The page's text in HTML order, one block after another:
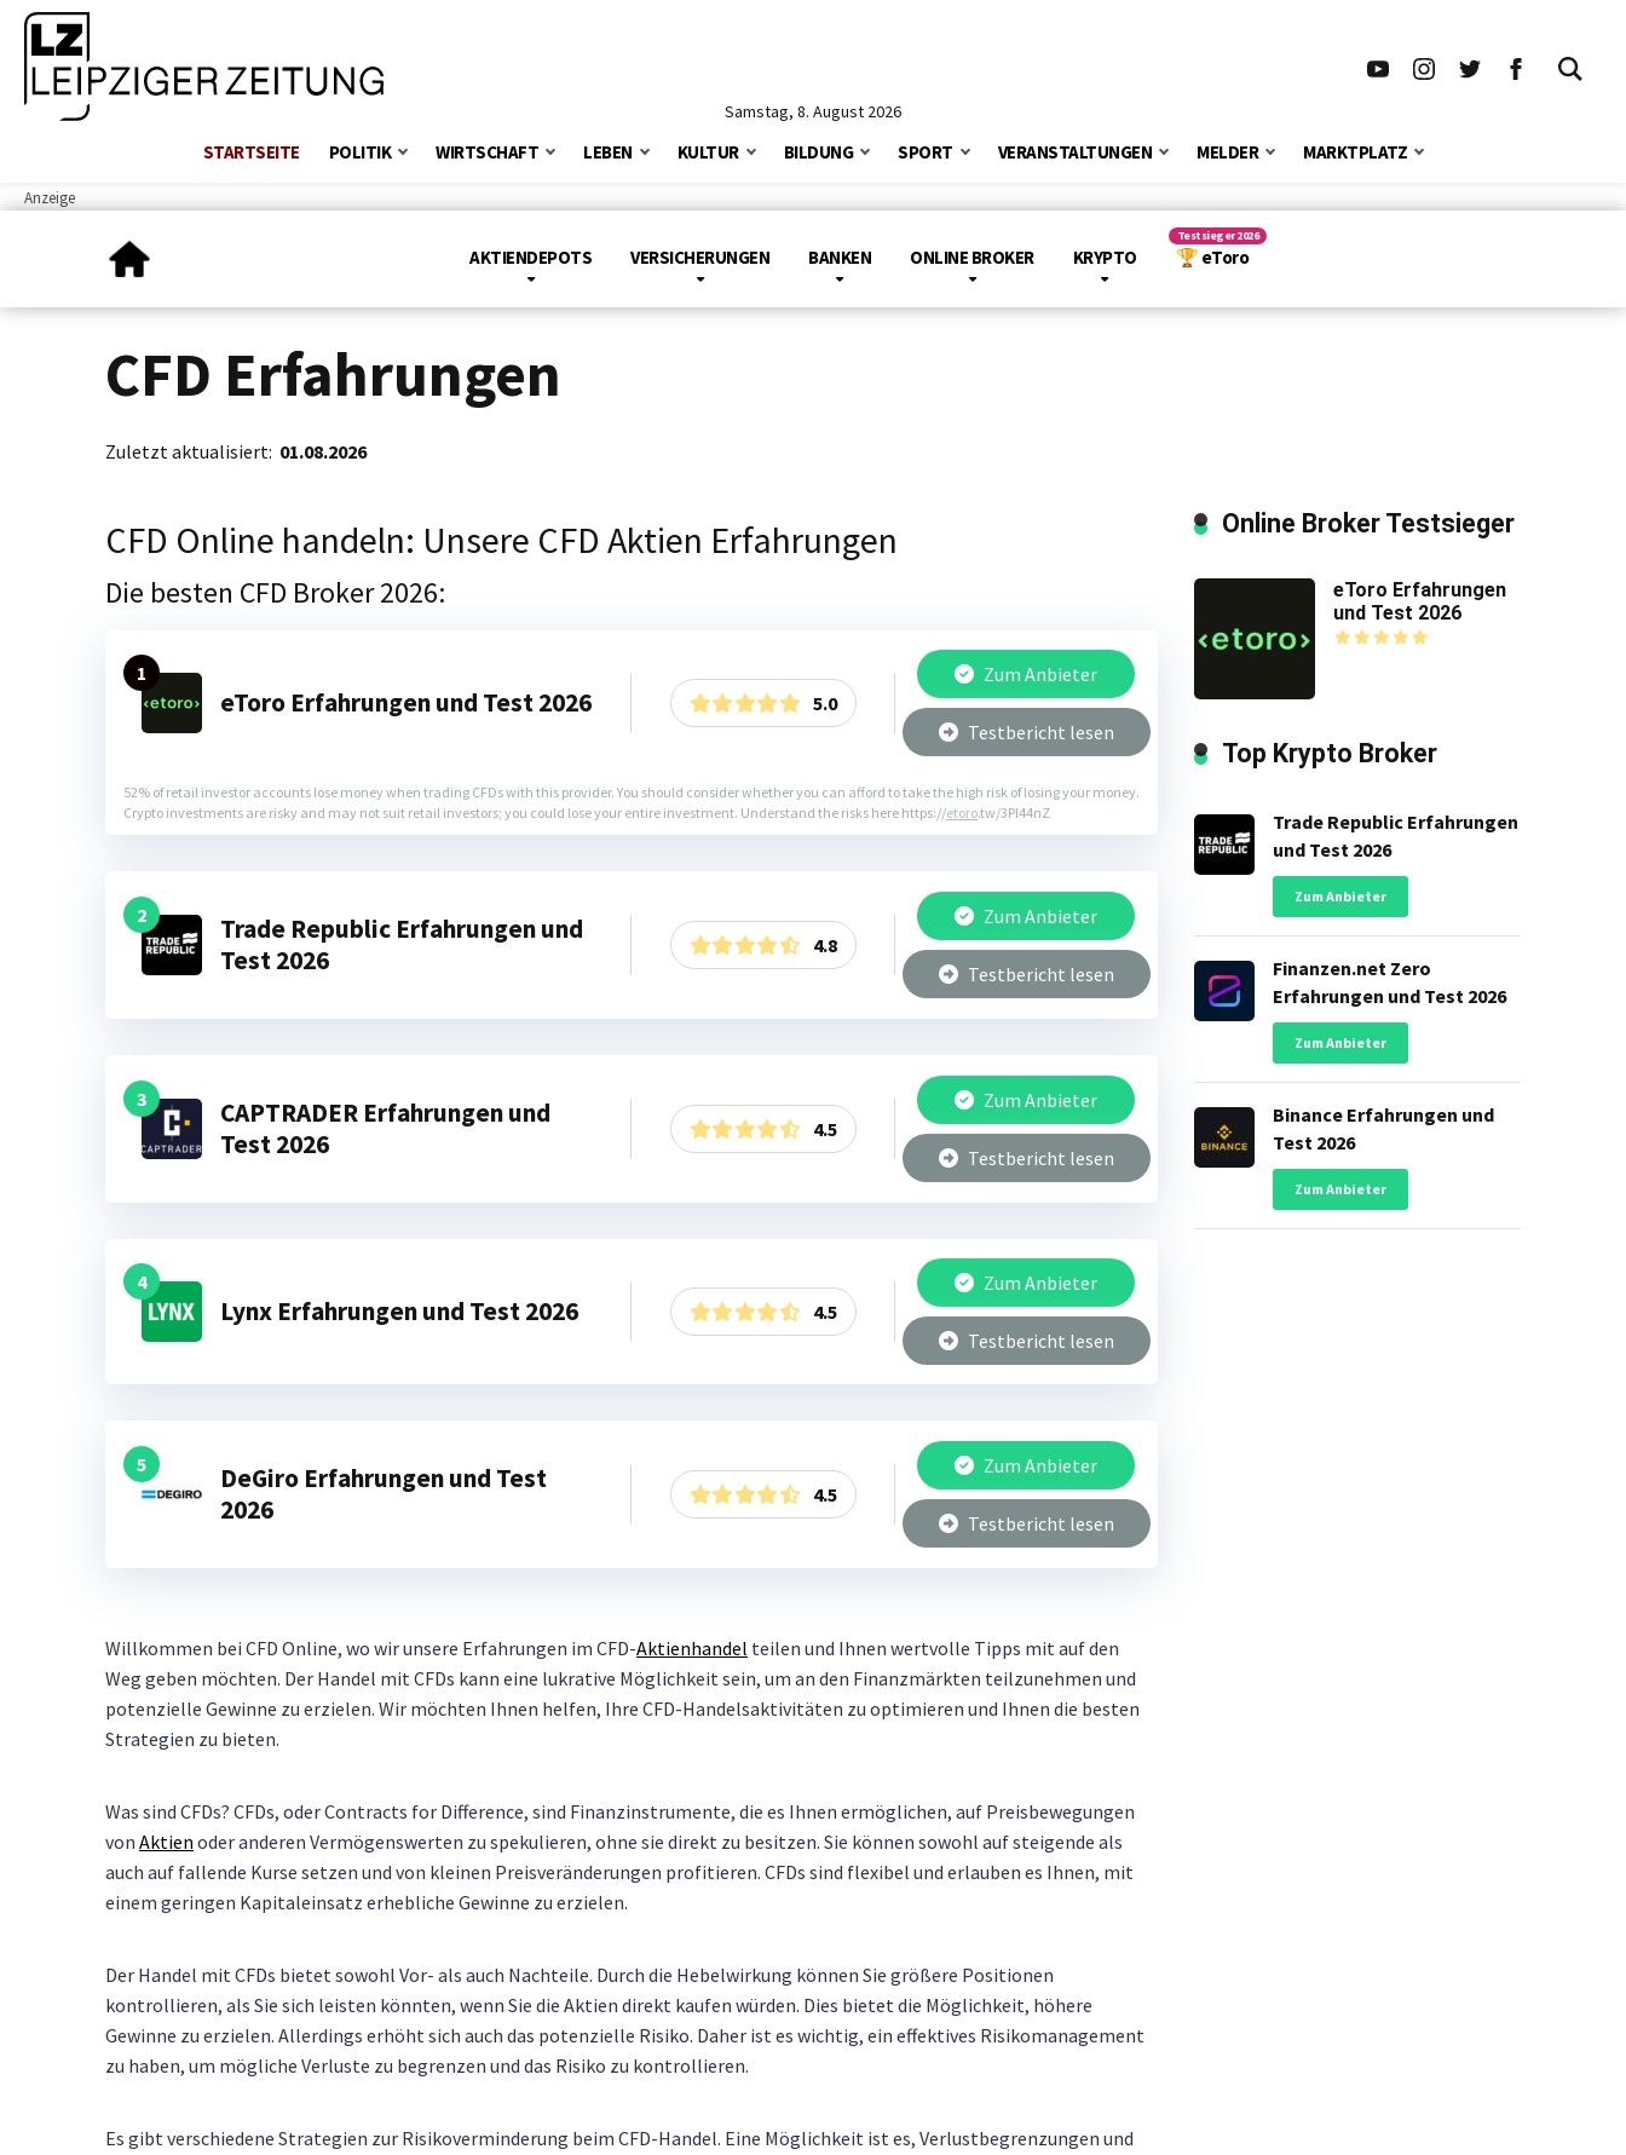
Samstag, 8. August 2026
STARTSEITE POLITIK WIRTSCHAFT LEBEN KULTUR BILDUNG SPORT VERANSTALTUNGEN MELDER MARKTPLATZ
AKTIENDEPOTS VERSICHERUNGEN BANKEN ONLINE BROKER KRYPTO 🏆 eToro
CFD Erfahrungen
Zuletzt aktualisiert: 01.08.2026
CFD Online handeln: Unsere CFD Aktien Erfahrungen
Die besten CFD Broker 2026:
1
eToro Erfahrungen und Test 2026 5.0
Zum Anbieter
Testbericht lesen
52% of retail investor accounts lose money when trading CFDs with this provider. You should consider whether you can afford to take the high risk of losing your money.
Crypto investments are risky and may not suit retail investors; you could lose your entire investment. Understand the risks here https://etoro.tw/3PI44nZ
2
Trade Republic Erfahrungen und
Test 2026
4.8
Zum Anbieter
Testbericht lesen
3
CAPTRADER Erfahrungen und
Test 2026
4.5
Zum Anbieter
Testbericht lesen
4
Lynx Erfahrungen und Test 2026 4.5
Zum Anbieter
Testbericht lesen
5
DeGiro Erfahrungen und Test
2026
4.5
Zum Anbieter
Testbericht lesen
Willkommen bei CFD Online, wo wir unsere Erfahrungen im CFD-Aktienhandel teilen und Ihnen wertvolle Tipps mit auf den
Weg geben möchten. Der Handel mit CFDs kann eine lukrative Möglichkeit sein, um an den Finanzmärkten teilzunehmen und
potenzielle Gewinne zu erzielen. Wir möchten Ihnen helfen, Ihre CFD-Handelsaktivitäten zu optimieren und Ihnen die besten
Strategien zu bieten.
Was sind CFDs? CFDs, oder Contracts for Difference, sind Finanzinstrumente, die es Ihnen ermöglichen, auf Preisbewegungen
von Aktien oder anderen Vermögenswerten zu spekulieren, ohne sie direkt zu besitzen. Sie können sowohl auf steigende als
auch auf fallende Kurse setzen und von kleinen Preisveränderungen profitieren. CFDs sind flexibel und erlauben es Ihnen, mit
einem geringen Kapitaleinsatz erhebliche Gewinne zu erzielen.
Der Handel mit CFDs bietet sowohl Vor- als auch Nachteile. Durch die Hebelwirkung können Sie größere Positionen
kontrollieren, als Sie sich leisten könnten, wenn Sie die Aktien direkt kaufen würden. Dies bietet die Möglichkeit, höhere
Gewinne zu erzielen. Allerdings erhöht sich auch das potenzielle Risiko. Daher ist es wichtig, ein effektives Risikomanagement
zu haben, um mögliche Verluste zu begrenzen und das Risiko zu kontrollieren.
Es gibt verschiedene Strategien zur Risikoverminderung beim CFD-Handel. Eine Möglichkeit ist es, Verlustbegrenzungen und
Online Broker Testsieger
eToro Erfahrungen
und Test 2026
Top Krypto Broker
Trade Republic Erfahrungen
und Test 2026
Zum Anbieter
Finanzen.net Zero
Erfahrungen und Test 2026
Zum Anbieter
Binance Erfahrungen und
Test 2026
Zum Anbieter